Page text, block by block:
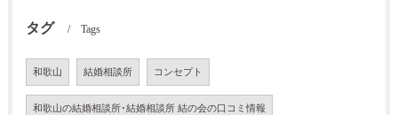
タグ Tags
和歌山 結婚相談所 コンセプト
和歌山の結婚相談所･結婚相談所 結の会の口コミ情報